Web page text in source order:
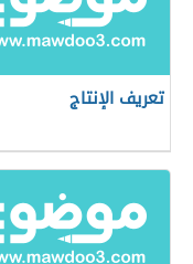
تعريف الإنتاج